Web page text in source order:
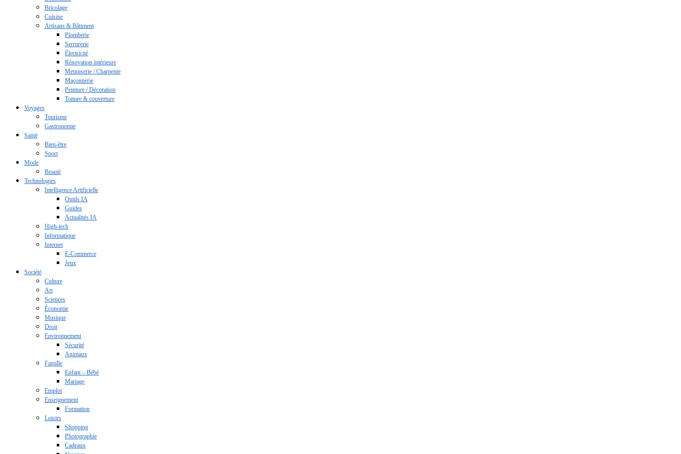
Bricolage
Cuisine
Artisans & Bâtiment
Plomberie
Serrurerie
Électricité
Rénovation intérieure
Menuiserie / Charpente
Maçonnerie
Peinture / Décoration
Toiture & couverture
Voyages
Tourisme
Gastronomie
Santé
Bien-être
Sport
Mode
Beauté
Technologies
Intelligence Artificielle
Outils IA
Guides
Actualités IA
High-tech
Informatique
Internet
E-Commerce
Jeux
Société
Culture
Art
Sciences
Économie
Musique
Droit
Environnement
Sécurité
Animaux
Famille
Enfant – Bébé
Mariage
Emploi
Enseignement
Formation
Loisirs
Shopping
Photographie
Cadeaux